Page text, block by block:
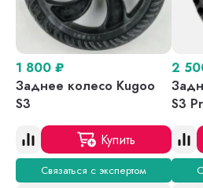
1 800 ₽
Заднее колесо Kugoo
S3
Купить
Связаться с экспертом
2
S3